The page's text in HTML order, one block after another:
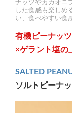
ナッツやカカオニ
した食感も楽しめ
い、食べやすい食
有機ピーナッ
×ゲラント塩の
SALTED
ソルトピーナ